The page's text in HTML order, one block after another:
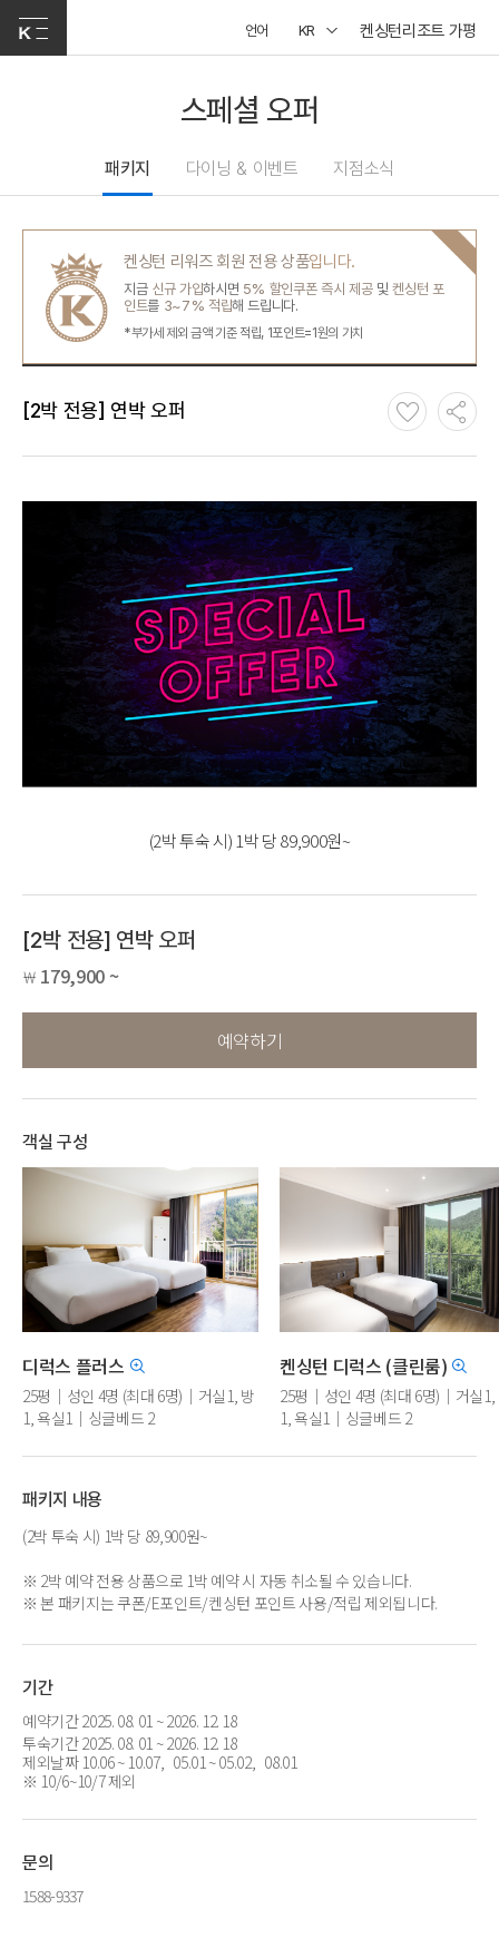
언어 KR 켄싱턴리조트 가평
스페셜 오퍼
패키지 다이닝 & 이벤트 지점소식
켄싱턴 리워즈 회원 전용 상품입니다.
지금 신규 가입하시면 5% 할인쿠폰 즉시 제공및켄싱턴 포
인트를 3~7% 적립해 드립니다.
*부가세 제외 금액 기준 적립, 1포인트=1원의 가치
[2박 전용] 연박 오퍼
(2박 투숙 시) 1박 당 89,900원~
[2박 전용] 연박 오퍼
￦ 179,900 ~
예약하기
객실 구성
디럭스 플러스
25평｜성인 4명 (최대 6명)｜거실1, 방
1, 욕실1｜싱글베드 2
켄싱턴 디럭스 (클린룸)
25평｜성인 4명 (최대 6명)｜거실1,
1, 욕실1｜싱글베드 2
패키지 내용
(2박 투숙 시) 1박 당 89,900원~
※ 2박 예약 전용 상품으로 1박 예약 시 자동 취소될 수 있습니다.
※ 본 패키지는 쿠폰/E포인트/켄싱턴 포인트 사용/적립 제외됩니다.
기간
예약기간 2025. 08. 01 ~ 2026. 12. 18
투숙기간 2025. 08. 01 ~ 2026. 12. 18
제외날짜 10.06 ~ 10.07, 05.01 ~ 05.02, 08.01
※ 10/6~10/7 제외
문의
1588-9337